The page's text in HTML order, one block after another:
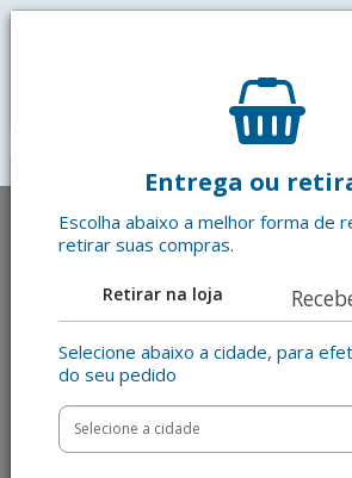
Entrega ou
Escolha abaixo a melhor forma de
retirar suas compras.
Retirar na loja
Selecione abaixo a cidade, para
do seu pedido
Anterior